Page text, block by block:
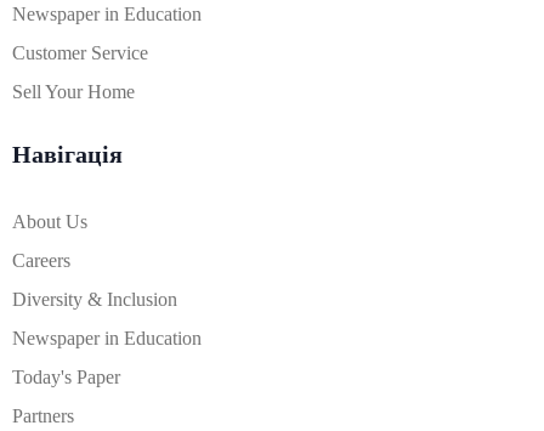
Newspaper in Education
Customer Service
Sell Your Home
Навігація
About Us
Careers
Diversity & Inclusion
Newspaper in Education
Today's Paper
Partners